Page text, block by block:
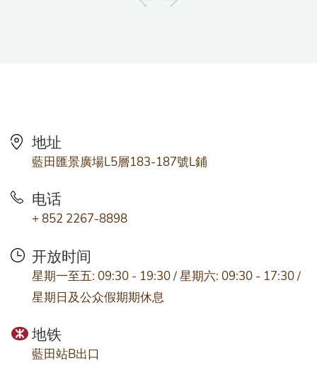
地址
藍田匯景廣場L5層183-187號L鋪
电话
+ 852 2267-8898
开放时间
星期一至五: 09:30 - 19:30 / 星期六: 09:30 - 17:30 /
星期日及公众假期期休息
地铁
藍田站B出口